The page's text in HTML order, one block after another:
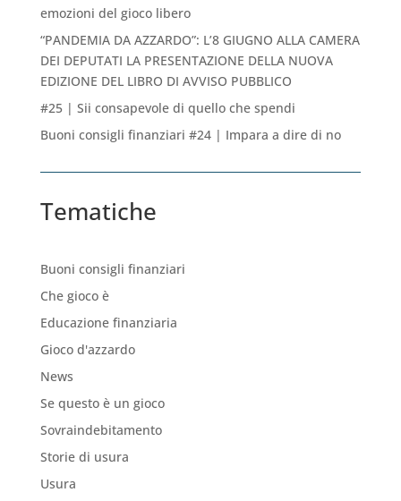
emozioni del gioco libero
“PANDEMIA DA AZZARDO”: L’8 GIUGNO ALLA CAMERA
DEI DEPUTATI LA PRESENTAZIONE DELLA NUOVA
EDIZIONE DEL LIBRO DI AVVISO PUBBLICO
#25 | Sii consapevole di quello che spendi
Buoni consigli finanziari #24 | Impara a dire di no
Tematiche
Buoni consigli finanziari
Che gioco è
Educazione finanziaria
Gioco d'azzardo
News
Se questo è un gioco
Sovraindebitamento
Storie di usura
Usura